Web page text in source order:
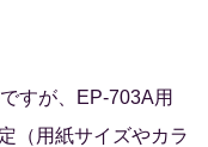
すが、EP-703A用
（用紙サイズやカラ